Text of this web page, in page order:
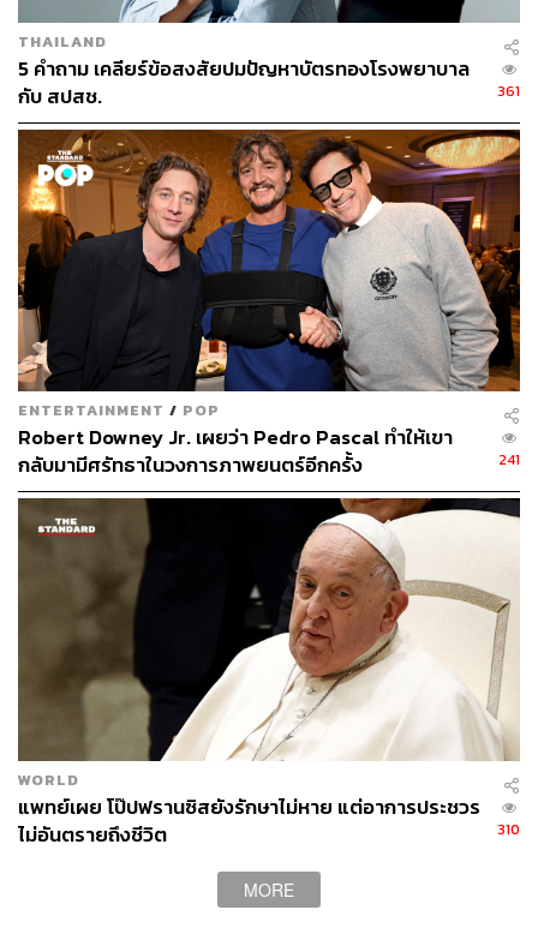
THAILAND
5 คำถาม เคลียร์ข้อสงสัยปมปัญหาบัตรทองโรงพยาบาล
กับ สปสช.
361
ENTERTAINMENT / POP
Robert Downey Jr. เผยว่า Pedro Pascal ทำให้เขา
กลับมามีศรัทธาในวงการภาพยนตร์อีกครั้ง
241
WORLD
แพทย์เผย โป๊ปฟรานซิสยังรักษาไม่หาย แต่อาการประชวร
ไม่อันตรายถึงชีวิต
310
MORE